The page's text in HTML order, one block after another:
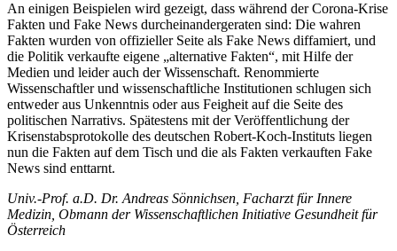
An einigen Beispielen wird gezeigt, dass während der Corona-Krise
Fakten und Fake News durcheinandergeraten sind: Die wahren
Fakten wurden von offizieller Seite als Fake News diffamiert, und
die Politik verkaufte eigene „alternative Fakten“, mit Hilfe der
Medien und leider auch der Wissenschaft. Renommierte
Wissenschaftler und wissenschaftliche Institutionen schlugen sich
entweder aus Unkenntnis oder aus Feigheit auf die Seite des
politischen Narrativs. Spätestens mit der Veröffentlichung der
Krisenstabsprotokolle des deutschen Robert-Koch-Instituts liegen
nun die Fakten auf dem Tisch und die als Fakten verkauften Fake
News sind enttarnt.
Univ.-Prof. a.D. Dr. Andreas Sönnichsen, Facharzt für Innere
Medizin, Obmann der Wissenschaftlichen Initiative Gesundheit für
Österreich